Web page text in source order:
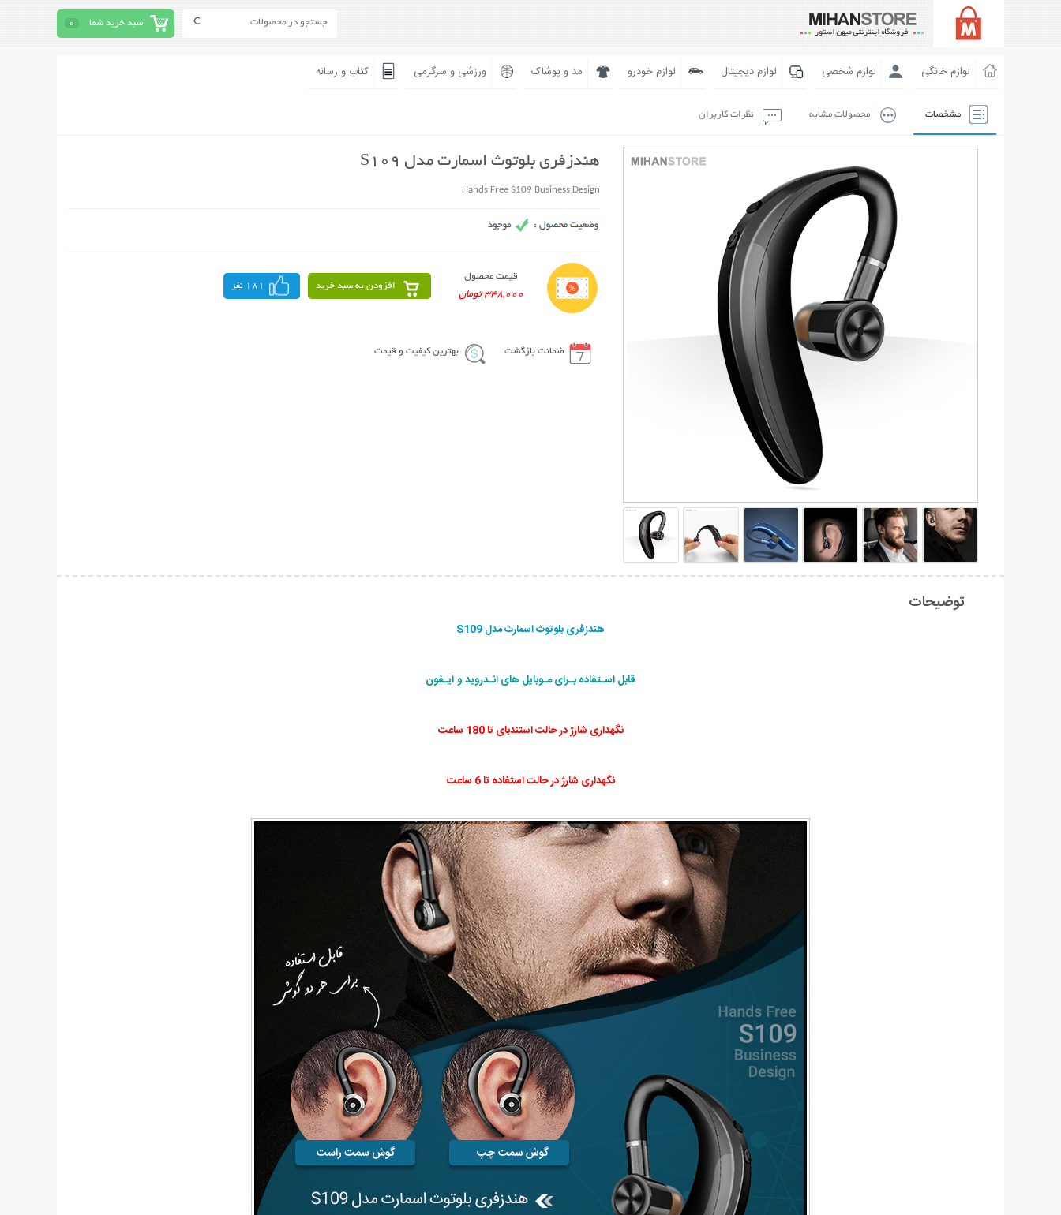
سبد خرید شما 0
لوازم خانگی لوازم شخصی لوازم دیجیتال لوازم خودرو مد و پوشاک ورزشی و سرگرمی کتاب و رسانه
مشخصات محصولات مشابه نظرات کاربران
هندزفری بلوتوث اسمارت مدل S109
Hands Free S109 Business Design
قیمت محصول
348,000 تومان
افزودن به سبد خرید 181 نفر
ضمانت بازگشت بهترین کیفیت و قیمت
توضیحات
هندزفری بلوتوث اسمارت مدل S109
قابل اسـتفاده بـرای مـوبایل های انـدروید و آیـفون
نگهداری شارژ در حالت استندبای تا 180 ساعت
نگهداری شارژ در حالت استفاده تا 6 ساعت